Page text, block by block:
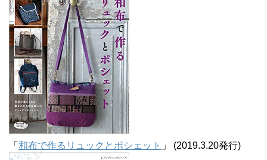
「 和布で作るリュックとポシェット 」 (2019.3.20発行)